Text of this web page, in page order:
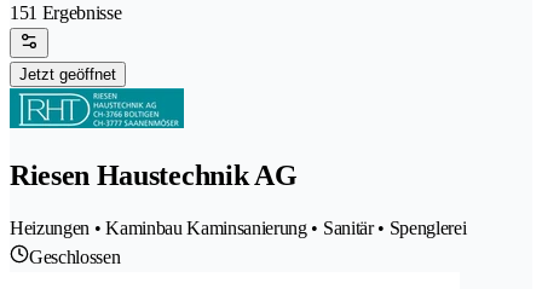
151 Ergebnisse
Jetzt geöffnet
Riesen Haustechnik AG
Heizungen • Kaminbau Kaminsanierung • Sanitär • Spenglerei
Geschlossen